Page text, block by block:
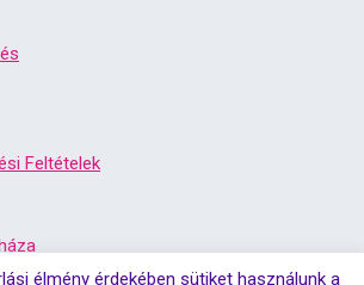
Feltételek
élmény érdekében sütiket használunk a